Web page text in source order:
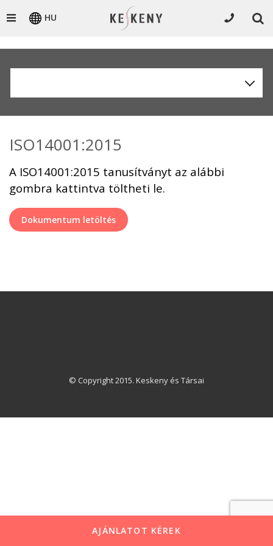
HU
ISO14001:2015
A ISO14001:2015 tanusítványt az alábbi
gombra kattintva töltheti le.
Dokumentum letöltés
© Copyright 2015. Keskeny és Társai
AJÁNLATOT KÉREK